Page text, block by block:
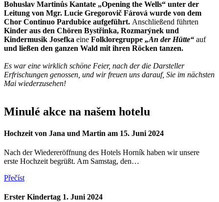
Bohuslav Martinůs Kantate „Opening the Wells“ unter der
Leitung von Mgr. Lucie Gregorovič Fárová wurde von dem
Chor Continuo Pardubice aufgeführt. Anschließend führten
Kinder aus den Chören Bystřinka, Rozmarýnek und
Kindermusik Josefka eine Folkloregruppe „An der Hütte“ auf
und ließen den ganzen Wald mit ihren Röcken tanzen.
Es war eine wirklich schöne Feier, nach der die Darsteller
Erfrischungen genossen, und wir freuen uns darauf, Sie im nächsten
Mai wiederzusehen!
Minulé akce na našem hotelu
Hochzeit von Jana und Martin am 15. Juni 2024
Nach der Wiedereröffnung des Hotels Horník haben wir unsere
erste Hochzeit begrüßt. Am Samstag, den…
Přečíst
Erster Kindertag 1. Juni 2024